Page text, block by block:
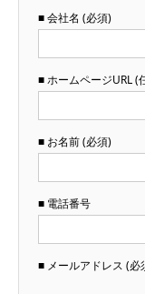
■ 会社名 (必須)
■ ホームページURL (
■ お名前 (必須)
■ 電話番号
■ メールアドレス (必